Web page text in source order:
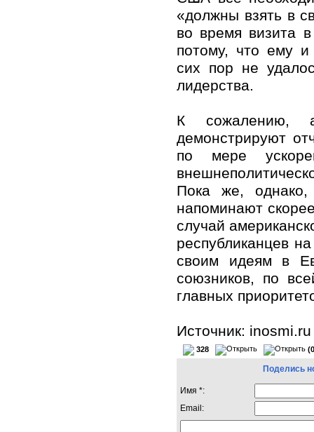
«должны взять в
во время визита
потому, что ему
сих пор не
лидерства.
К сожалению,
демонстрируют
по мере
Пока же, однако,
напоминают
случай
республиканцев
своим идеям в
союзников, по
главных
Источник: inosmi.ru
328
Поделись
Имя *:
Email: